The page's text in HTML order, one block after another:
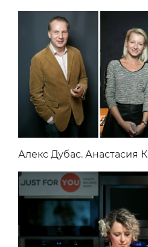
Алекс Дубас. Анастасия